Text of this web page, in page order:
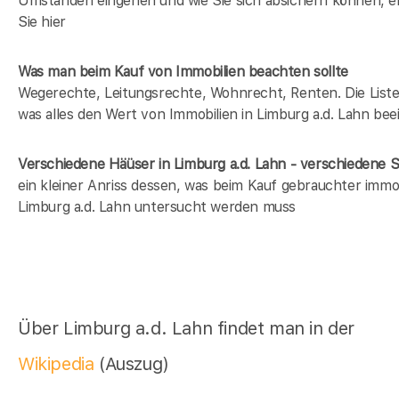
Sie hier
Was man beim Kauf von Immobilien beachten sollte
Wegerechte, Leitungsrechte, Wohnrecht, Renten. Die
was alles den Wert von Immobilien in Limburg a.d. Lahn
Verschiedene Häüser in Limburg a.d. Lahn - verschiedene
ein kleiner Anriss dessen, was beim Kauf gebrauchter
Limburg a.d. Lahn untersucht werden muss
Über Limburg a.d. Lahn findet man in der
Wikipedia (Auszug)